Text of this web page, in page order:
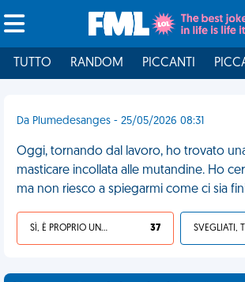
TUTTO RANDOM PICCANTI
Da Plumedesanges - 25/05/2026 08:31
Oggi, tornando dal lavoro, ho trovato
masticare incollata alle mutandine. Ho
ma non riesco a spiegarmi come ci sia
SÌ, È PROPRIO UNA VDM! 37